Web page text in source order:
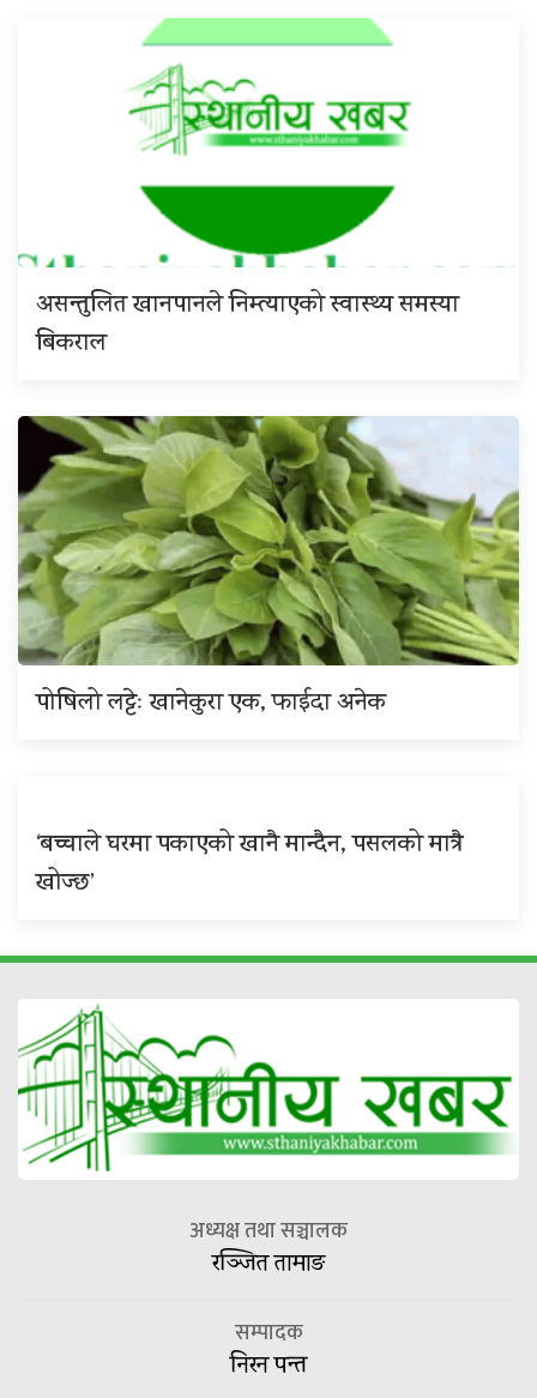
असन्तुलित खानपानले निम्त्याएको स्वास्थ्य समस्या
बिकराल
पोषिलो लट्टेः खानेकुरा एक, फाईदा अनेक
‘बच्चाले घरमा पकाएको खानै मान्दैन, पसलको मात्रै
खोज्छ’
अध्यक्ष तथा सञ्चालक
रञ्जित तामाङ
सम्पादक
निरन पन्त